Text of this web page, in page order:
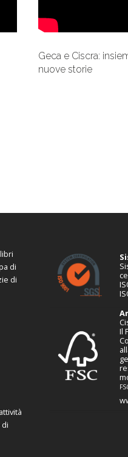
Geca e Ciscra:
nuove storie
di
di
Il